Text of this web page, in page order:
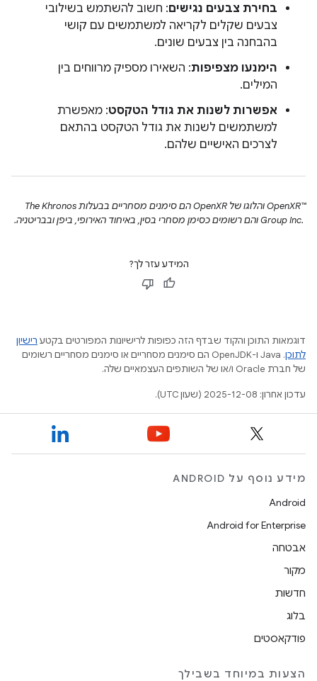
בחירת צבעים נגישים: חשוב להשתמש בשילובי
צבעים שקלים לקריאה למשתמשים עם קושי
בהבחנה בין צבעים שונים.
הימנעו מצפיפות: השאירו מספיק מרווחים בין
המילים.
אפשרות לשנות את גודל הטקסט: מאפשרת
למשתמשים לשנות את גודל הטקסט בהתאם
לצרכים האישיים שלהם.
‫OpenXR™‎ והלוגו של OpenXR הם סימנים מסחריים בבעלות The Khronos
Group Inc. ‎ והם רשומים כסימן מסחרי בסין, באיחוד האירופי, ביפן ובבריטניה.
המידע עזר לך?
דוגמאות התוכן והקוד שבדף הזה כפופות לרישיונות המפורטים בקטע רישיון
לתוכן
.‏ Java ו-OpenJDK הם סימנים מסחריים או סימנים מסחריים רשומים
של חברת Oracle ו/או של השותפים העצמאיים שלה.
עדכון אחרון: 2025-12-08 (שעון UTC).
מידע נוסף על ANDROID
Android
Android for Enterprise
אבטחה
מקור
חדשות
בלוג
פודקאסטים
הצעות במיוחד בשבילך